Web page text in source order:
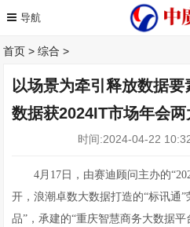
首页 >综合 >
以场景为牵引释放数据
数据获2024IT市场年会
时间:2024-04-22
4月17日，由赛迪顾问主办的
开，浪潮卓数大数据打造的“标讯通
品”，承建的“重庆智慧商务大数据